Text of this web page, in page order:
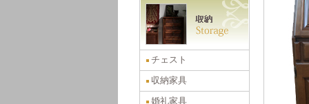
チェスト
収納家具
婚礼家具